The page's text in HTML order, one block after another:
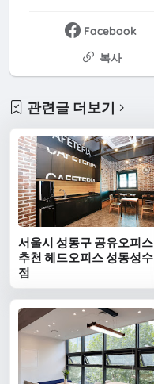
Facebook
복사
관련글 더보기
서울시 성동구 공유오피스
추천 헤드오피스 성동성수
점